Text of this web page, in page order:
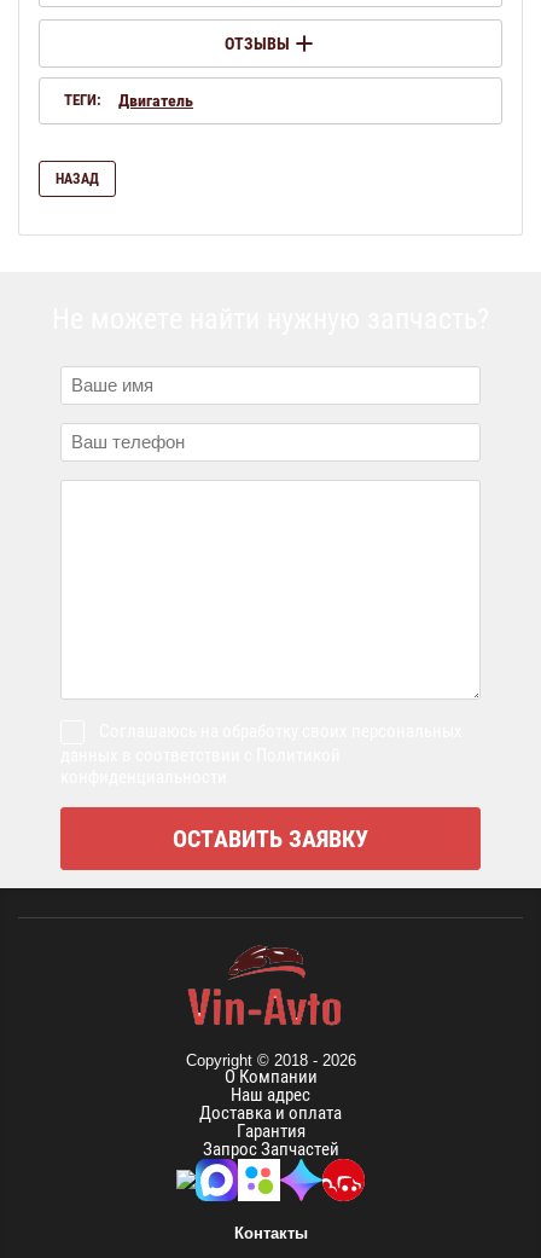
ОТЗЫВЫ
ТЕГИ: Двигатель
НАЗАД
Copyright © 2018 - 2026
О Компании
Наш адрес
Доставка и оплата
Гарантия
Запрос Запчастей
Контакты